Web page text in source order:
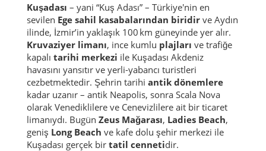
Kuşadası – yani “Kuş Adası” – Türkiye'nin en
sevilen Ege sahil kasabalarından biridir ve Aydın
ilinde, İzmir’in yaklaşık 100 km güneyinde yer alır.
Kruvaziyer limanı, ince kumlu plajları ve trafiğe
kapalı tarihi merkezi ile Kuşadası Akdeniz
havasını yansıtır ve yerli-yabancı turistleri
cezbetmektedir. Şehrin tarihi antik dönemlere
kadar uzanır – antik Neapolis, sonra Scala Nova
olarak Venediklilere ve Cenevizlilere ait bir ticaret
limanıydı. Bugün Zeus Mağarası, Ladies Beach,
geniş Long Beach ve kafe dolu şehir merkezi ile
Kuşadası gerçek bir tatil cennetidir.